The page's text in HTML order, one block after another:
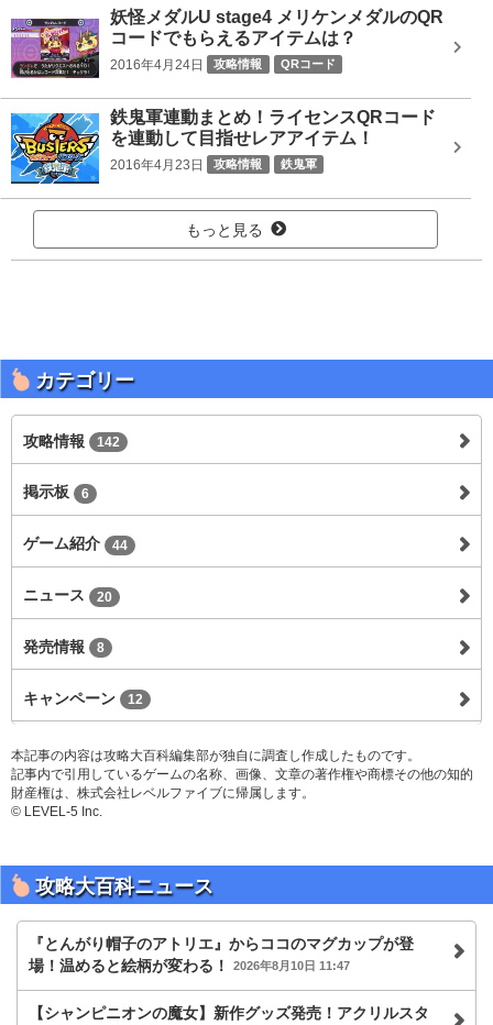
妖怪メダルU stage4 メリケンメダルのQR
コードでもらえるアイテムは？
2016年4月24日 攻略情報 QRコード
鉄鬼軍連動まとめ！ライセンスQRコード
を連動して目指せレアアイテム！
2016年4月23日 攻略情報 鉄鬼軍
もっと見る
カテゴリー
攻略情報 142
掲示板 6
ゲーム紹介 44
ニュース 20
発売情報 8
キャンペーン 12
本記事の内容は攻略大百科編集部が独自に調査し作成したものです。
記事内で引用しているゲームの名称、画像、文章の著作権や商標その他の知的
財産権は、株式会社レベルファイブに帰属します。
© LEVEL-5 Inc.
攻略大百科ニュース
『とんがり帽子のアトリエ』からココのマグカップが登
場！温めると絵柄が変わる！
2026年8月10日 11:47
【シャンピニオンの魔女】新作グッズ発売！アクリルスタ